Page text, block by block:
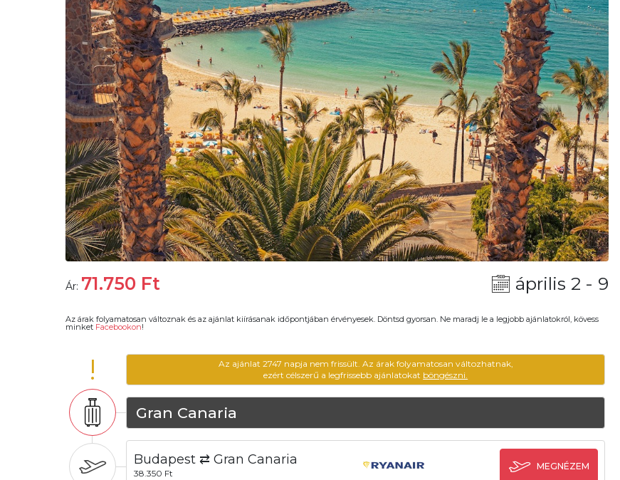
Ár: 71.750 Ft április 2 - 9
Az árak folyamatosan változnak és az ajánlat kiírásanak időpontjában érvényesek. Döntsd gyorsan. Ne maradj le a legjobb ajánlatokról, kövess
minket Facebookon!
!
Az ajánlat 2747 napja nem frissült. Az árak folyamatosan változhatnak,
ezért célszerű a legfrissebb ajánlatokat böngészni.
Gran Canaria
Budapest ⇄ Gran Canaria
38.350 Ft
MEGNÉZEM